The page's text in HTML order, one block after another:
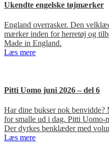
Ukendte engelske tøjmærker
England overrasker. Den
mærker inden for herretøj og
Made in England.
Læs mere
Pitti Uomo juni 2026 – del 6
Har dine bukser nok benvidde?
for smalle ud i dag. Pitti Uomo-
Der dyrkes benklæder med
Læs mere